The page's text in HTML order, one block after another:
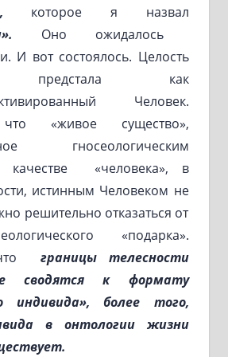
которое я назвал
. Оно ожидалось
И вот состоялось. Целость
предстала как
Человек.
что «живое существо»,
гносеологическим
качестве «человека», в
истинным Человеком не
решительно отказаться от
«подарка».
что границы телесности
сводятся к формату
индивида», более того,
в онтологии жизни